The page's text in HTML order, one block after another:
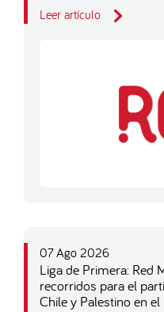
Leer artículo
07 Ago 2026
Liga de Primera: Red
recorridos para el
Chile y Palestino en